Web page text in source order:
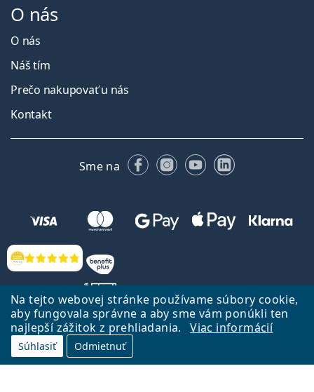
Na tejto webovej stránke používame súbory cookie,
aby fungovala správne a aby sme vám ponúkli ten
najlepší zážitok z prehliadania.
Viac informácií
Súhlasiť Odmietnuť
Hodnotenia
O nás
O nás
Náš tím
Prečo nakupovať u nás
Kontakt
Sme na FacebookuInstagrame
YouTubeLinkedIn
Späť na Úvodnu stránku
Lentiamo.sk vlastní a prevádzkuje spoločnosť Lentiamo s.r.o., Česká